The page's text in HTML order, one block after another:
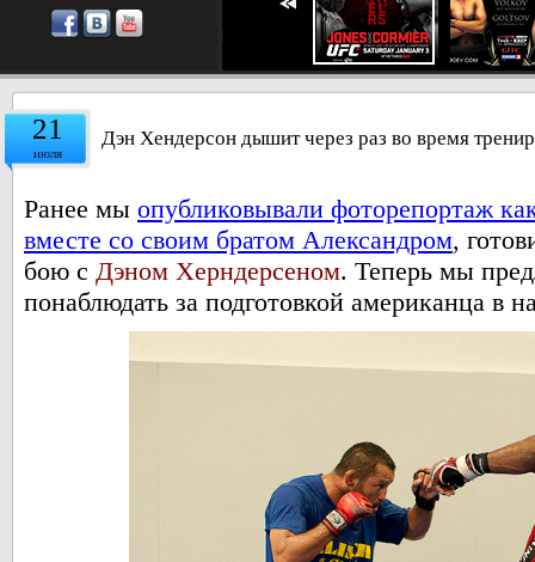
21
июля
Дэн Хендерсон дышит через раз во время
Ранее мы опубликовывали фоторепортаж
вместе со своим братом Александром,
бою с Дэном Херндерсеном. Теперь мы
понаблюдать за подготовкой американца в